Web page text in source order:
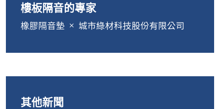
樓板隔音的專家
橡膠隔音墊 城市綠材科技股份有限公司
其他新聞